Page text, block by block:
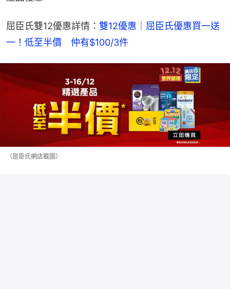
屈臣氏雙12優惠詳情： 雙12優惠｜屈臣氏優惠買一送
一！低至半價　仲有$100/3件
（屈臣氏網店截圖）